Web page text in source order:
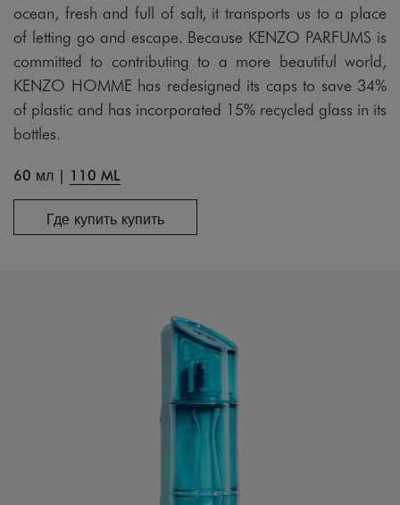
ocean, fresh and full of salt, it transports us to a place
of letting go and escape. Because KENZO PARFUMS is
committed to contributing to a more beautiful world,
KENZO HOMME has redesigned its caps to save 34%
of plastic and has incorporated 15% recycled glass in its
bottles.
60 мл | 110 ML
Где купить купить